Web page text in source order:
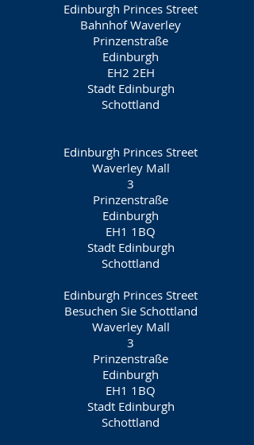
Edinburgh Princes Street
Bahnhof Waverley
Prinzenstraße
Edinburgh
EH2 2EH
Stadt Edinburgh
Schottland
Edinburgh Princes Street
Waverley Mall
3
Prinzenstraße
Edinburgh
EH1 1BQ
Stadt Edinburgh
Schottland
Edinburgh Princes Street
Besuchen Sie Schottland
Waverley Mall
3
Prinzenstraße
Edinburgh
EH1 1BQ
Stadt Edinburgh
Schottland